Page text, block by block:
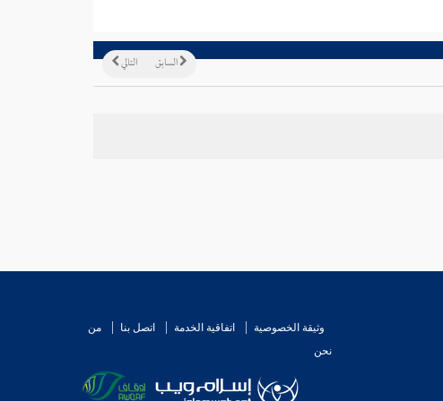
التالي السابق
وثيقة الخصوصية اتفاقية الخدمة اتصل بنا
من
نحن